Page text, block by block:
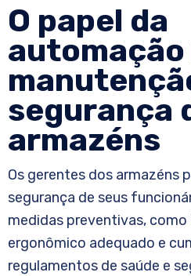
O papel da
automação
segurança
armazéns
Os gerentes dos armazéns
segurança de seus
medidas preventivas,
ergonômico adequado e
regulamentos de saúde e